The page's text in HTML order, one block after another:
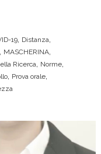
19, Distanza,
MASCHERINA,
Ricerca, Norme,
, Prova orale,